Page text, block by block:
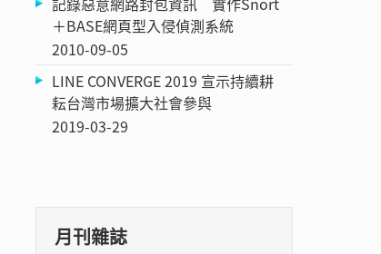
＋BASE網頁型入侵偵測系統
2010-09-05
LINE CONVERGE 2019 宣示持續耕
耘台灣市場擴大社會參與
2019-03-29
月刊雜誌